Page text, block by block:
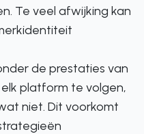
Te veel afwijking kan
de prestaties van
platform te volgen,
niet. Dit voorkomt